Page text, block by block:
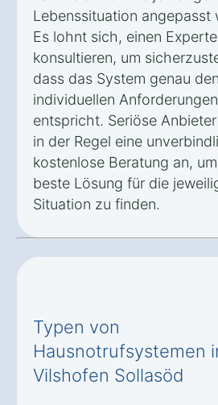
Lebenssituation angepasst
Es lohnt sich, einen
konsultieren, um
dass das System genau den
individuellen Anforderungen
entspricht. Seriöse
in der Regel eine
kostenlose Beratung an,
beste Lösung für die
Situation zu finden.
Typen von
Hausnotrufsystemen
Vilshofen Sollasöd